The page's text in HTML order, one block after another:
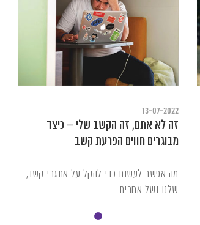
13-07-2022
זה לא אתם, זה הקשב שלי – כיצד
מבוגרים חווים הפרעת קשב
מה אפשר לעשות כדי להקל על אתגרי קשב,
שלנו ושל אחרים